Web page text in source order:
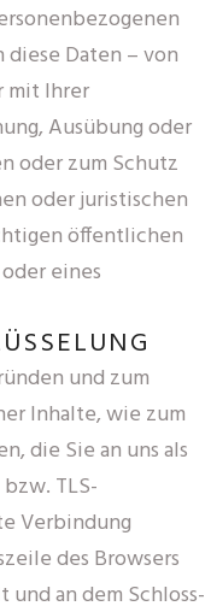
Daten – von
mit Ihrer
Ausübung oder
oder zum Schutz
oder juristischen
öffentlichen
eines
und zum
Inhalte, wie zum
die Sie an uns als
TLS-
Verbindung
des Browsers
an dem Schloss-